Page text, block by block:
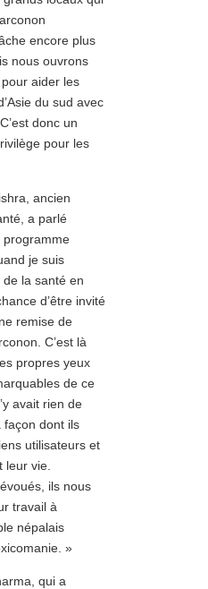
encore plus
nous ouvrons
aider les
du sud avec
donc un
pour les
ancien
a parlé
programme
je suis
la santé en
d’être invité
remise de
C’est là
propres yeux
de ce
avait rien de
façon dont ils
utilisateurs et
leur vie.
ils nous
travail à
népalais
»
qui a